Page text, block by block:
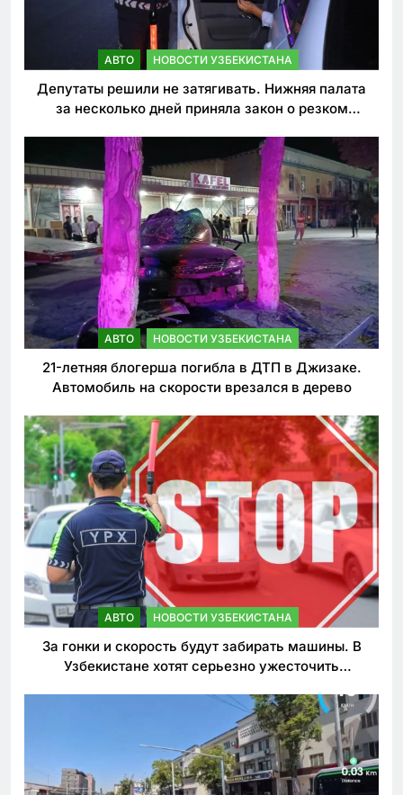
АВТО НОВОСТИ УЗБЕКИСТАНА
Депутаты решили не затягивать. Нижняя палата
за несколько дней приняла закон о резком
АВТО НОВОСТИ УЗБЕКИСТАНА
21-летняя блогерша погибла в ДТП в Джизаке.
Автомобиль на скорости врезался в дерево
АВТО НОВОСТИ УЗБЕКИСТАНА
За гонки и скорость будут забирать машины. В
Узбекистане хотят серьезно ужесточить